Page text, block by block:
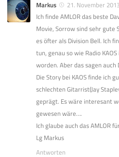
Markus
21. November
Ich finde AMLOR das beste
Movie, Sorrow sind sehr gute
es öfter als Division Bell. Ich
tun, genau so wie Radio
worden. Aber das sagen
Die Story bei KAOS finde ich
schlechten Gitarrist(Jay
geprägt. Es wäre interesant
gewesen wäre….
Ich glaube auch das AMLOR
Lg Markus
Antworten